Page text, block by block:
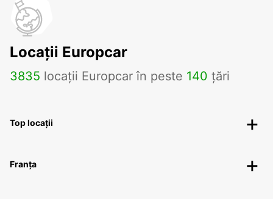
Locații Europcar
3835 locații Europcar în peste 140 țări
Top locații
Franța